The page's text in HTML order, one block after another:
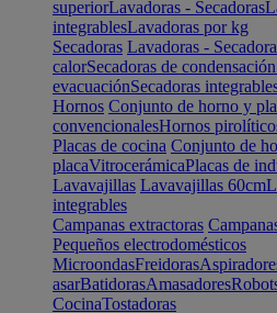
superiorLavadoras - Secadoras
integrablesLavadoras por kg
Secadoras Lavadoras -
calorSecadoras de condensación
evacuaciónSecadoras
Hornos Conjunto de horno y
convencionalesHornos
Placas de cocina Conjunto de
placaVitrocerámicaPlacas de
Lavavajillas Lavavajillas 60cm
integrables
Campanas extractoras
Pequeños electrodomésticos
MicroondasFreidoras
asarBatidorasAmasadores
CocinaTostadoras